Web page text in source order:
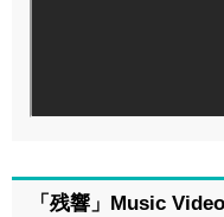
「残響」Music Video